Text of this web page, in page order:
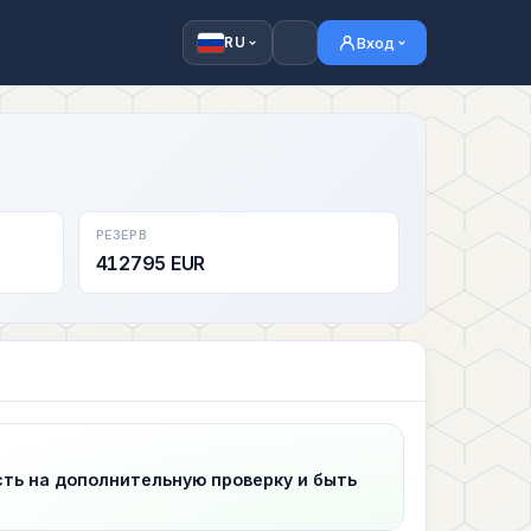
RU Вход
РЕЗЕРВ
412795 EUR
на дополнительную проверку и быть